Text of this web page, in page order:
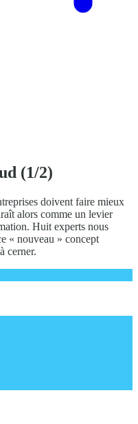
(1/2)
doivent faire mieux
alors comme un levier
Huit experts nous
« nouveau » concept
cerner.